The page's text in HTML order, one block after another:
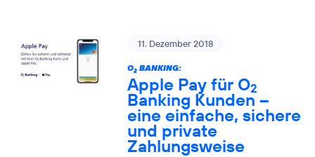
11. Dezember 2018
O2BANKING:
Apple Pay für O2
Banking Kunden –
eine einfache, sichere
und private
Zahlungsweise